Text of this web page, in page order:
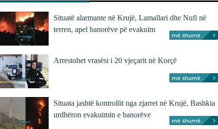
Situatë alarmante në Krujë, Lamallari dhe Nufi në
terren, apel banorëve pë evakuim
më shumë...
Arrestohet vrasësi i 20 vjeçarit në Korçë
më shumë...
Situata jashtë kontrollit nga zjarret në Krujë, Bashkia
urdhëron evakuimin e banorëve
më shumë...